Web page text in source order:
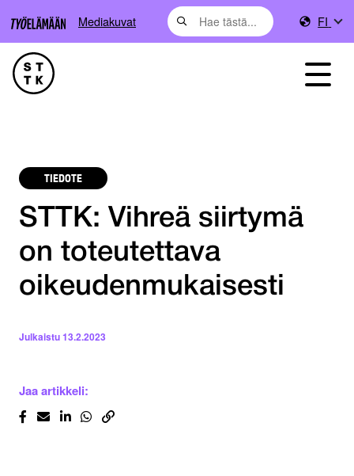
Mediakuvat FI
TIEDOTE
STTK: Vihreä siirtymä
on toteutettava
oikeudenmukaisesti
Julkaistu13.2.2023
Jaa artikkeli: